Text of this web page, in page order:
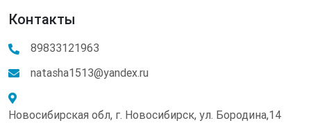
Контакты
89833121963
natasha1513@yandex.ru
Новосибирская обл, г. Новосибирск, ул. Бородина,14